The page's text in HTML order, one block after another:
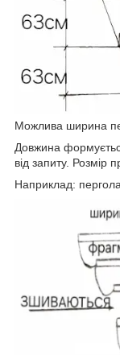
Можлива ширина
Довжина
від запиту. Розмір
Наприклад: